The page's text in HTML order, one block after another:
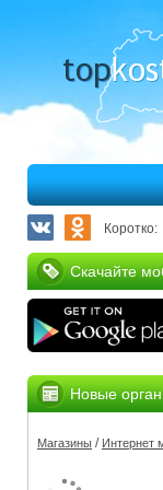
Коротко:
Скачайте
Новые
Магазины / Интернет